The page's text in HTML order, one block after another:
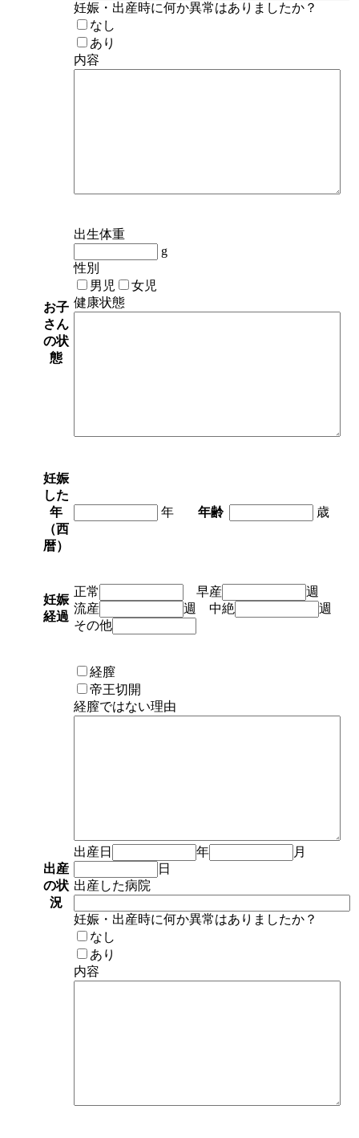
妊娠・出産時に何か異常はありましたか？
なし
あり
内容
お子
さん
の状
態
出生体重
g
性別
男児
女児
健康状態
妊娠
した
年
（西
暦）
年 年齢 歳
妊娠
経過
正常 早産
週
流産
週 中絶
週
その他
出産
の状
況
経膣
帝王切開
経膣ではない理由
出産日 年
月
日
出産した病院
妊娠・出産時に何か異常はありましたか？
なし
あり
内容